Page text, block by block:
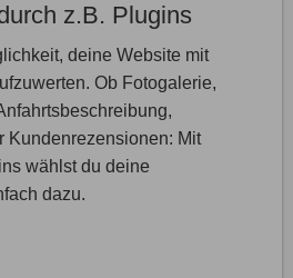
z.B. Plugins
deine Website mit
Ob Fotogalerie,
Kundenrezensionen: Mit
wählst du deine
dazu.